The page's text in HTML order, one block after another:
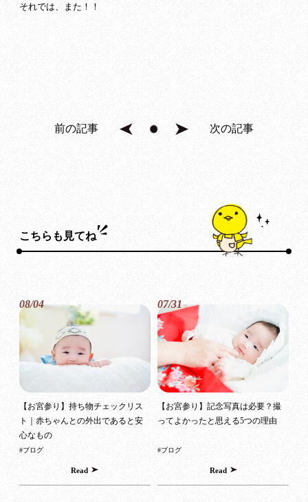
それでは、また！！
前の記事 次の記事
こちらも見てね
08/04
【お宮参り】持ち物チェックリス
ト｜赤ちゃんとの外出であると安
心なもの
#ブログ
Read
07/31
【お宮参り】記念写真は必要？撮
ってよかったと思える5つの理由
#ブログ
Read